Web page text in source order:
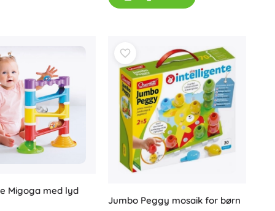
Tilbehør
Reservedele
Migoga med lyd
Jumbo Peggy mosaik for børn